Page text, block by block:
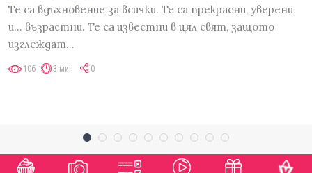
Те са вдъхновение за всички. Те са прекрасни, уверени
и... възрастни. Те са известни в цял свят, защото
изглеждат…
106 3 мин 0